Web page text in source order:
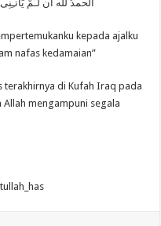
الحمدُ لله ان لـَمْ
kepada ajalku
nafas kedamaian”
terakhirnya di Kufah Iraq pada
Allah mengampuni segala